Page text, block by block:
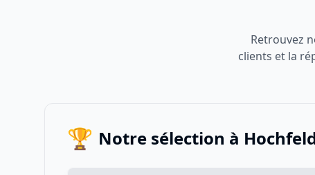
Retrouvez
clients et la
🏆 Notre sélection à